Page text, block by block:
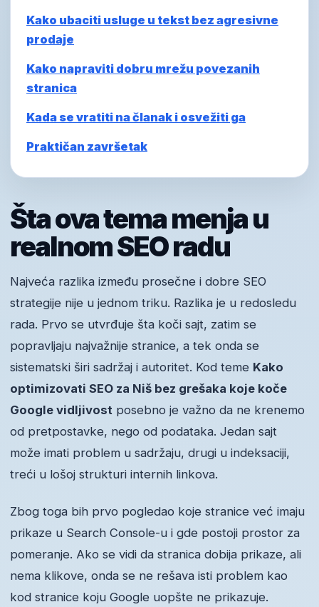
Kako ubaciti usluge u tekst bez agresivne
prodaje
Kako napraviti dobru mrežu povezanih
stranica
Kada se vratiti na članak i osvežiti ga
Praktičan završetak
Šta ova tema menja u
realnom SEO radu
Najveća razlika između prosečne i dobre SEO
strategije nije u jednom triku. Razlika je u redosledu
rada. Prvo se utvrđuje šta koči sajt, zatim se
popravljaju najvažnije stranice, a tek onda se
sistematski širi sadržaj i autoritet. Kod teme Kako
optimizovati SEO za Niš bez grešaka koje koče
Google vidljivost posebno je važno da ne krenemo
od pretpostavke, nego od podataka. Jedan sajt
može imati problem u sadržaju, drugi u indeksaciji,
treći u lošoj strukturi internih linkova.
Zbog toga bih prvo pogledao koje stranice već imaju
prikaze u Search Console-u i gde postoji prostor za
pomeranje. Ako se vidi da stranica dobija prikaze, ali
nema klikove, onda se ne rešava isti problem kao
kod stranice koju Google uopšte ne prikazuje.